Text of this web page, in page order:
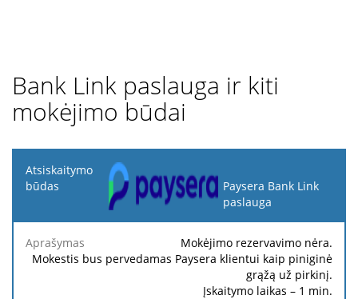
Bank Link paslauga ir kiti
mokėjimo būdai
Atsiskaitymo
būdas
Minimalus
mokestis
Maksimalus
mokestis
Paysera Bank Link
paslauga
Mokėjimo rezervavimo nėra.
Mokestis bus pervedamas Paysera klientui kaip piniginė
grąžą už pirkinį.
Įskaitymo laikas – 1 min.